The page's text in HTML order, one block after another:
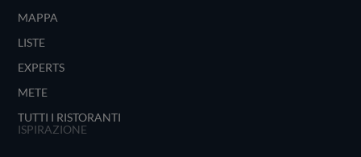
MAPPA
LISTE
EXPERTS
METE
TUTTI I RISTORANTI
ISPIRAZIONE